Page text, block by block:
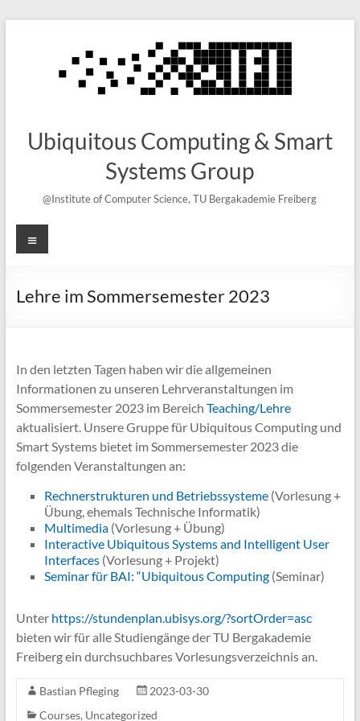
Ubiquitous Computing & Smart
Systems Group
@Institute of Computer Science, TU Bergakademie Freiberg
Menu
Lehre im Sommersemester 2023
In den letzten Tagen haben wir die allgemeinen
Informationen zu unseren Lehrveranstaltungen im
Sommersemester 2023 im Bereich Teaching/Lehre
aktualisiert. Unsere Gruppe für Ubiquitous Computing und
Smart Systems bietet im Sommersemester 2023 die
folgenden Veranstaltungen an:
Rechnerstrukturen und Betriebssysteme(Vorlesung +
Übung, ehemals Technische Informatik)
Multimedia(Vorlesung + Übung)
Interactive Ubiquitous Systems and Intelligent User
Interfaces(Vorlesung + Projekt)
Seminar für BAI: “Ubiquitous Computing(Seminar)
Unter https://stundenplan.ubisys.org/?sortOrder=asc
bieten wir für alle Studiengänge der TU Bergakademie
Freiberg ein durchsuchbares Vorlesungsverzeichnis an.
Bastian Pfleging
2023-03-30
Courses, Uncategorized